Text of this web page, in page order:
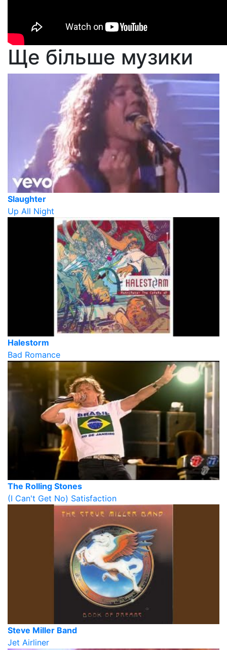
Ще більше музики
Slaughter
Up All Night
Halestorm
Bad Romance
The Rolling Stones
(I Can't Get No) Satisfaction
Steve Miller Band
Jet Airliner